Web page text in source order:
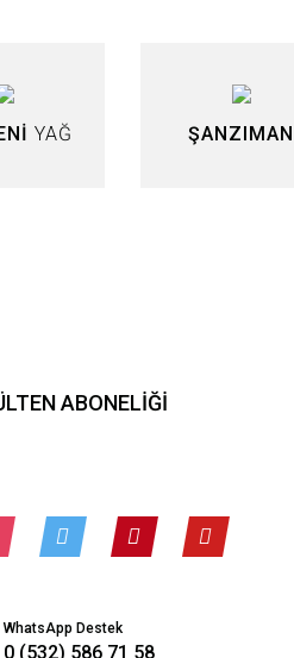
YAĞ ŞANZIMAN
ABONELİĞİ
WhatsApp Destek
0 (532) 586 71 58